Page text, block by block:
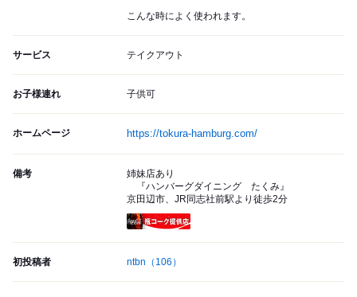
こんな時によく使われます。
サービス テイクアウト
お子様連れ 子供可
ホームページ https://tokura-hamburg.com/
備考
姉妹店あり
『ハンバーグダイニング たくみ』
京田辺市、JR同志社前駅より徒歩2分
初投稿者 ntbn （106）